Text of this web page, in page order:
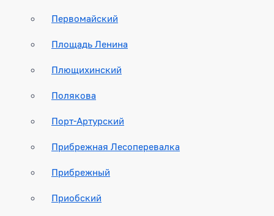
Первомайский
Площадь Ленина
Плющихинский
Полякова
Порт-Артурский
Прибрежная Лесоперевалка
Прибрежный
Приобский